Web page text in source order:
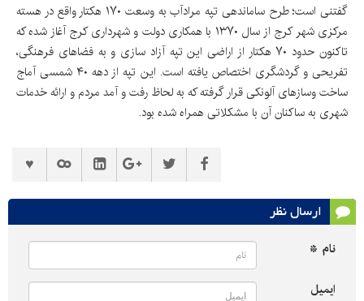
گفتنی است؛ طرح ساماندهی تپه مرادآب به وسعت ۱۷۰ هکتار واقع در هسته
مرکزی شهر کرج از سال ۱۳۷۰ با همکاری دولت و شهرداری کرج آغاز شده که
تاکنون حدود ۷۰ هکتار از اراضی این تپه آزاد سازی و به فضاهای فرهنگی،
تفریحی و گردشگری اختصاص یافته است. این تپه از دهه ۴۰ شمسی آماج
ساخت وسازهای آلونکی قرار گرفته که به لحاظ رفت و آمد مردم و ارائه خدمات
شهری به ساکنان آن با مشکلاتی همراه شده بود.
ارسال نظر
نام *
ایمیل